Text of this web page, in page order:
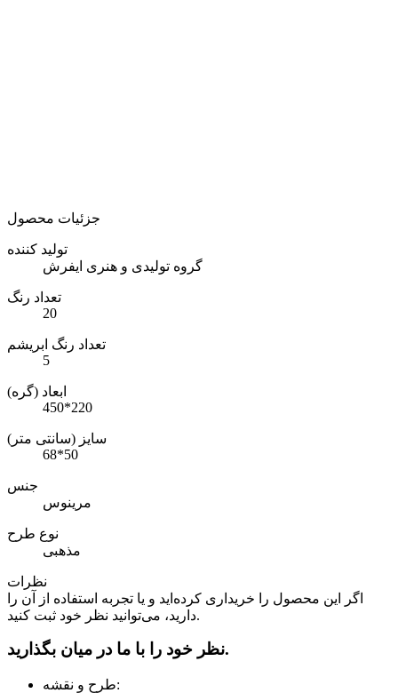
جزئیات محصول
تولید کننده
گروه تولیدی و هنری ایفرش
تعداد رنگ
20
تعداد رنگ ابریشم
5
ابعاد (گره)
450*220
سایز (سانتی متر)
68*50
جنس
مرینوس
نوع طرح
مذهبی
نظرات
اگر این محصول را خریداری کرده‌اید و یا تجربه استفاده از آن را
دارید، می‌توانید نظر خود ثبت کنید.
نظر خود را با ما در میان بگذارید.
طرح و نقشه: